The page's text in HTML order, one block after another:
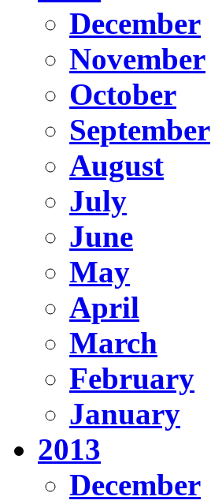
December
November
October
September
August
July
June
May
April
March
February
January
2013
December